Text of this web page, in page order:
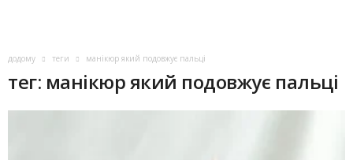
додому теги манікюр який подовжує пальці
тег: манікюр який подовжує пальці